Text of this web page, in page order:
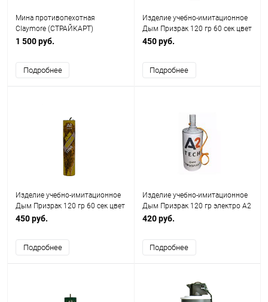
Мина противопехотная
Claymore (СТРАЙКАРТ)
1 500 руб.
Подробнее
Изделие учебно-имитационное
Дым Призрак 120 гр 60 сек цвет
фиолетовый A2 tech
450 руб.
Подробнее
Изделие учебно-имитационное
Дым Призрак 120 гр 60 сек цвет
желтый A2 tech
450 руб.
Подробнее
Изделие учебно-имитационное
Дым Призрак 120 гр электро A2
tech
420 руб.
Подробнее